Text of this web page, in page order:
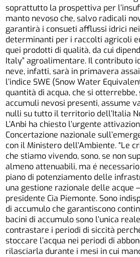
soprattutto la prospettiva per
manto nevoso che, salvo radicali
garantirà i consueti afflussi idrici
determinanti per i raccolti agricoli
quei prodotti di qualità, da cui
Italy” agroalimentare. Il contributo
neve, infatti, sarà in primavera
l’indice SWE (Snow Water
quantità di acqua, che si
accumuli nevosi presenti, assume
nulli su tutto il territorio dell’Italia
L’Anbi ha chiesto l’urgente
Concertazione nazionale
con il Ministero dell’Ambiente. “Le
che stiamo vivendo, sono, se non
almeno attenuabili, ma é
piano di potenziamento delle
una gestione razionale delle acque
presidente Cia Piemonte. Sono
di accumulo che garantiscono
bacini di accumulo sono l’unica
contrastare i periodi di siccità
stoccare l’acqua nei periodi di
rilasciarla durante i mesi in cui